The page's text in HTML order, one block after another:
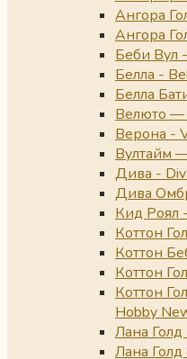
Ангора
Ангора
Беби Вул
Белла -
Белла
Велюто —
Верона -
Вултайм
Дива -
Дива
Кид Роял
Коттон
Коттон
Коттон
Коттон
Hobby
Лана Голд
Лана